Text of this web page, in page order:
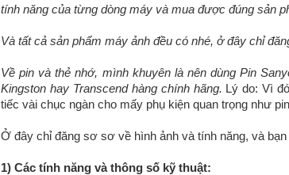
tính năng của từng dòng máy và mua được đúng sản
Và tất cả sản phẩm máy ảnh đều có nhé, ở đây chỉ
Về pin và thẻ nhớ, mình khuyên là nên dùng Pin
Kingston hay Transcend hàng chính hãng. Lý do: Vì
tiếc vài chục ngàn cho mấy phụ kiện quan trọng như
Ở đây chỉ đăng sơ sơ về hình ảnh và tính năng, và
1) Các tính năng và thông số kỹ thuật: